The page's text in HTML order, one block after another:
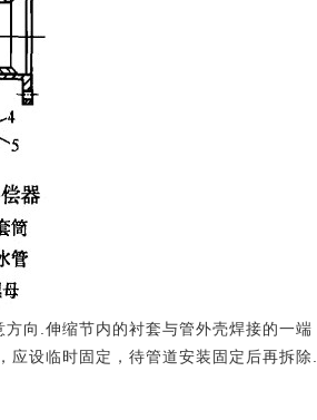
向.伸缩节内的衬套与管外壳焊接的一
设临时固定，待管道安装固定后再拆